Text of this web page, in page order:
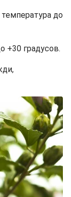
до
+30 градусов.